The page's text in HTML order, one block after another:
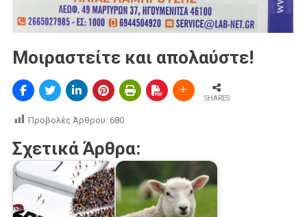
Μοιραστείτε και απολαύστε!
SHARES
Προβολές Άρθρου: 680
Σχετικά Άρθρα: